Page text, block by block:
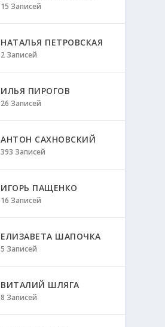
15 Записей
НАТАЛЬЯ ПЕТРОВСКАЯ
2 Записей
ИЛЬЯ ПИРОГОВ
26 Записей
АНТОН САХНОВСКИЙ
393 Записей
ИГОРЬ ПАЩЕНКО
16 Записей
ЕЛИЗАВЕТА ШАПОЧКА
5 Записей
ВИТАЛИЙ ШЛЯГА
8 Записей